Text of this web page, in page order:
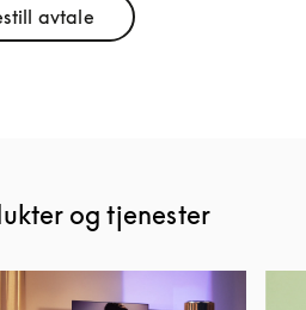
avtale
Link Opens in New Tab
og tjenester